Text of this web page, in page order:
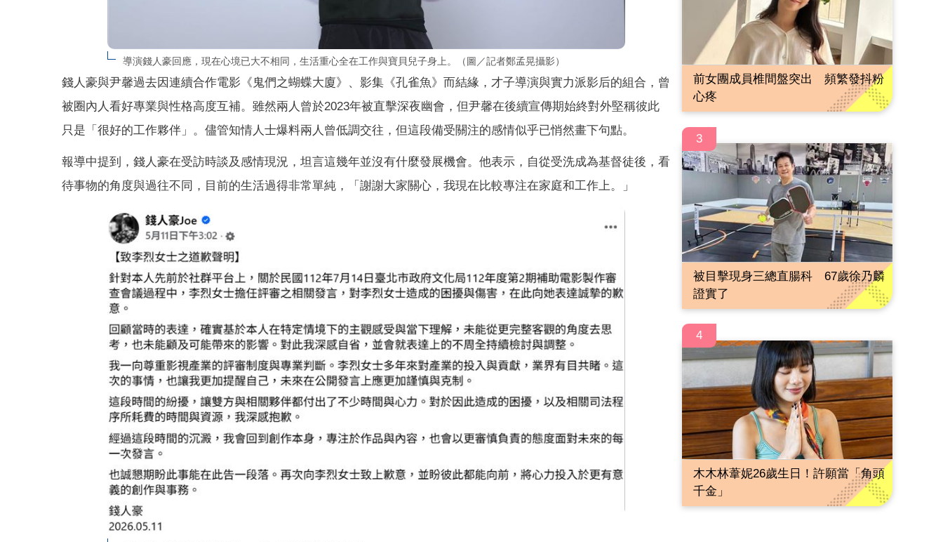
導演錢人豪回應，現在心境已大不相同，生活重心全在工作與寶貝兒子身上。（圖／記者鄭孟晃攝影）
錢人豪與尹馨過去因連續合作電影《鬼們之蝴蝶大廈》、影集《孔雀魚》而結緣，才子導演與實力派影后的組合，曾
被圈內人看好專業與性格高度互補。雖然兩人曾於2023年被直擊深夜幽會，但尹馨在後續宣傳期始終對外堅稱彼此
只是「很好的工作夥伴」。儘管知情人士爆料兩人曾低調交往，但這段備受關注的感情似乎已悄然畫下句點。
報導中提到，錢人豪在受訪時談及感情現況，坦言這幾年並沒有什麼發展機會。他表示，自從受洗成為基督徒後，看
待事物的角度與過往不同，目前的生活過得非常單純，「謝謝大家關心，我現在比較專注在家庭和工作上。」
前女團成員椎間盤突出 頻繁發抖粉
心疼
3
被目擊現身三總直腸科 67歲徐乃麟
證實了
4
木木林葦妮26歲生日！許願當「角頭
千金」